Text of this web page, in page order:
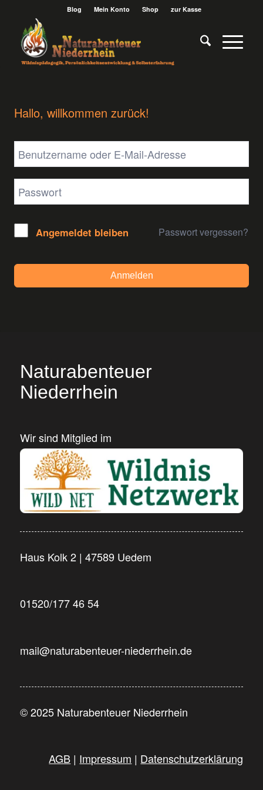
Blog Mein Konto Shop zur Kasse
Hallo, willkommen zurück!
Angemeldet bleiben Passwort vergessen?
Anmelden
Naturabenteuer
Niederrhein
Wir sind Mitglied im
Haus Kolk 2 | 47589 Uedem
01520/177 46 54
mail@naturabenteuer-niederrhein.de
© 2025 Naturabenteuer Niederrhein
AGB | Impressum | Datenschutzerklärung